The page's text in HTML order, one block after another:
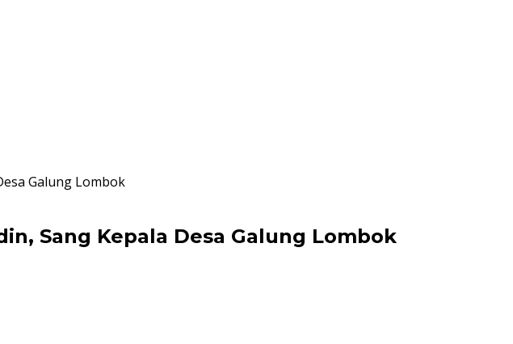
Galung Lombok
Sang Kepala Desa Galung Lombok